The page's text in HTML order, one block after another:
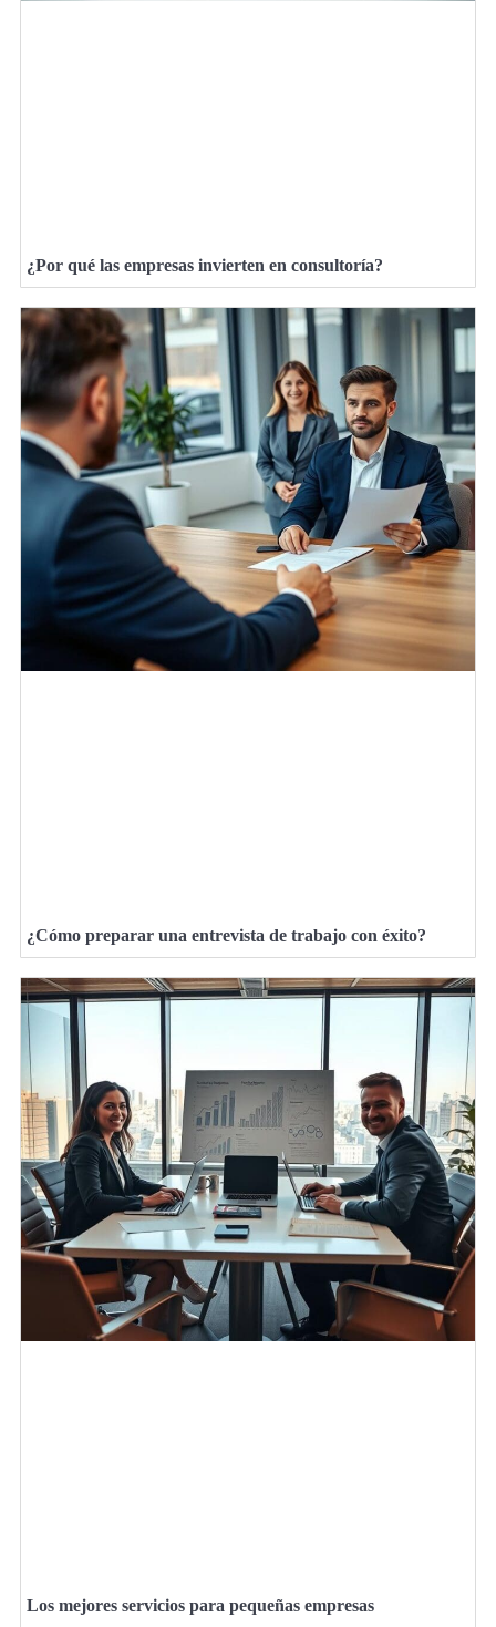
¿Por qué las empresas invierten en consultoría?
¿Cómo preparar una entrevista de trabajo con éxito?
Los mejores servicios para pequeñas empresas